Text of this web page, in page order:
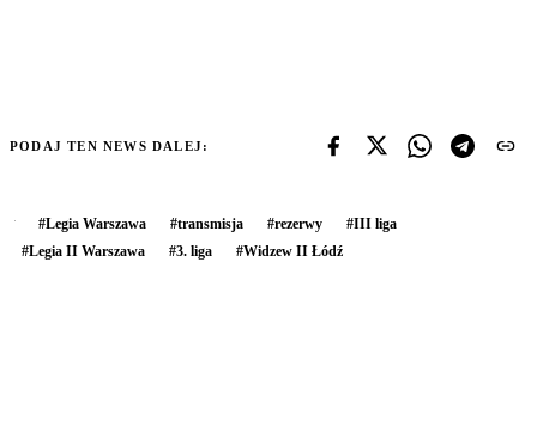
PODAJ TEN NEWS DALEJ:
#Legia Warszawa #transmisja #rezerwy #III liga
#Legia II Warszawa #3. liga #Widzew II Łódź